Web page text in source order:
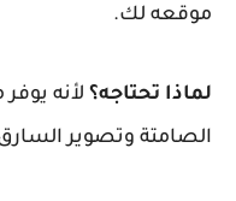
موقعه لك.
لماذا تحتاجه؟
الصامتة وتصوير